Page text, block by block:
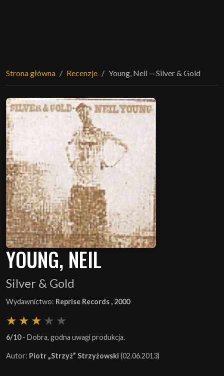
Strona główna Recenzje Young, Neil ─ Silver & Gold
YOUNG, NEIL
Silver & Gold
Wydawnictwo: Reprise Records , 2000
6/10- Dobra, godna uwagi produkcja.
Autor: Piotr „Strzyż” Strzyżowski (02.06.2013)